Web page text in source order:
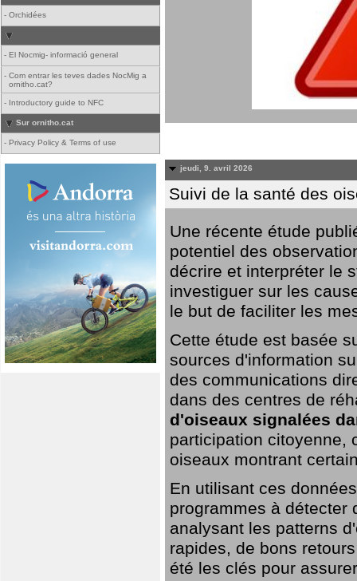
- Orchidées
- El Nocmig- informació general
- Com entrar les teves dades NocMig a
ornitho.cat?
- Introductory guide to NFC
Sur ornitho.cat
- Privacy Policy & Terms of use
jeudi, 9. avril 2026
Suivi de la santé des
Une récente étude
potentiel des
décrire et interpréter le
investiguer sur les
le but de faciliter les
Cette étude est basée
sources d'information
des communications
dans des centres de
d'oiseaux signalées
participation citoyenne,
oiseaux montrant
En utilisant ces
programmes à détecter
analysant les patterns
rapides, de bons
été les clés pour